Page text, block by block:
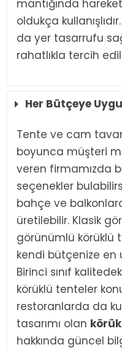
mantığında
oldukça
da yer tasarrufu
rahatlıkla tercih
Her Bütçeye
Tente ve cam
boyunca müşteri
veren firmamızda
seçenekler
bahçe ve
üretilebilir. Klasik
görünümlü körüklü
kendi bütçenize en
Birinci sınıf
körüklü tenteler
restoranlarda da
tasarımı olan
hakkında güncel